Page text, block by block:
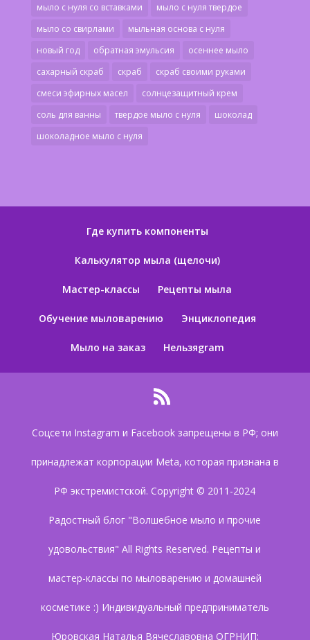
мыло с нуля со вставками
мыло с нуля твердое
мыло со свирлами
мыльная основа с нуля
новый год
обратная эмульсия
осеннее мыло
сахарный скраб
скраб
скраб своими руками
смеси эфирных масел
солнцезащитный крем
соль для ванны
твердое мыло с нуля
шоколад
шоколадное мыло с нуля
Где купить компоненты
Калькулятор мыла (щелочи)
Мастер-классы Рецепты мыла
Обучение мыловарению Энциклопедия
Мыло на заказ Нельзяgram
Соцсети Instagram и Facebook запрещены в РФ; они
принадлежат корпорации Meta, которая признана в
РФ экстремистской. Copyright © 2011-2024
Радостный блог "Волшебное мыло и прочие
удовольствия" All Rights Reserved. Рецепты и
мастер-классы по мыловарению и домашней
косметике :) Индивидуальный предприниматель
Юровская Наталья Вячеславовна ОГРНИП: